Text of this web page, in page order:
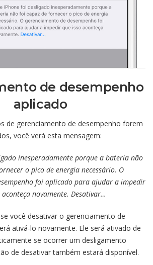
de desempenho
aplicado
de gerenciamento de desempenho forem
você verá esta mensagem:
inesperadamente porque a bateria não
o pico de energia necessário. O
foi aplicado para ajudar a impedir
aconteça novamente. Desativar…
você desativar o gerenciamento de
ativá-lo novamente. Ele será ativado de
se ocorrer um desligamento
de desativar também estará disponível.